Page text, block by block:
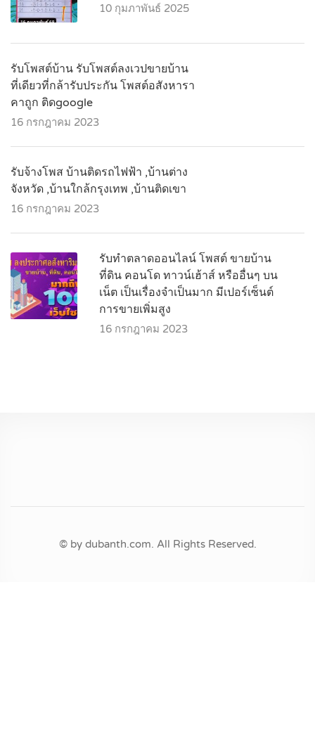
10 กุมภาพันธ์ 2025
รับโพสต์บ้าน รับโพสต์ลงเวปขายบ้าน
ที่เดียวที่กล้ารับประกัน โพสต์อสังหารา
คาถูก ติดgoogle
16 กรกฎาคม 2023
รับจ้างโพส บ้านติดรถไฟฟ้า ,บ้านต่าง
จังหวัด ,บ้านใกล้กรุงเทพ ,บ้านติดเขา
16 กรกฎาคม 2023
รับทำตลาดออนไลน์ โพสต์ ขายบ้าน
ที่ดิน คอนโด ทาวน์เฮ้าส์ หรืออื่นๆ บน
เน็ต เป็นเรื่องจำเป็นมาก มีเปอร์เซ็นต์
การขายเพิ่มสูง
16 กรกฎาคม 2023
© by dubanth.com. All Rights Reserved.